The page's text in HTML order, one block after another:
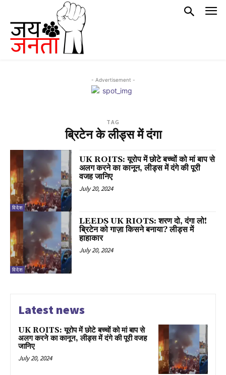
- Advertisement -
TAG
ब्रिटेन के लीड्स में दंगा
विदेश
UK ROITS: यूरोप में छोटे बच्चों को मां बाप से
अलग करने का कानून, लीड्स में दंगे की पूरी
वजह जानिए
July 20, 2024
विदेश
LEEDS UK RIOTS: शरण दो, दंगा लो!
ब्रिटेन को गाज़ा किसने बनाया? लीड्स में
हाहाकार
July 20, 2024
Latest news
UK ROITS: यूरोप में छोटे बच्चों को मां बाप से
अलग करने का कानून, लीड्स में दंगे की पूरी वजह
जानिए
July 20, 2024